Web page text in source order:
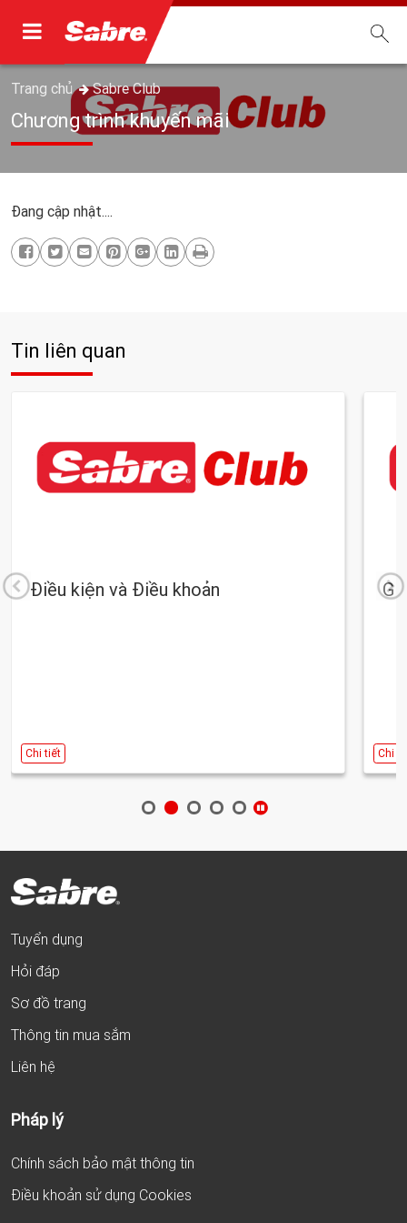
Trang chủ Sabre Club
Chương trình khuyến mãi
Đang cập nhật....
Tin liên quan
Điều kiện và Điều khoản
Chi tiết Chi
Tuyển dụng
Hỏi đáp
Sơ đồ trang
Thông tin mua sắm
Liên hệ
Pháp lý
Chính sách bảo mật thông tin
Điều khoản sử dụng Cookies